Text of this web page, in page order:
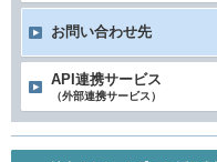
お問い合わせ先
API連携サービス
（外部連携サービス）